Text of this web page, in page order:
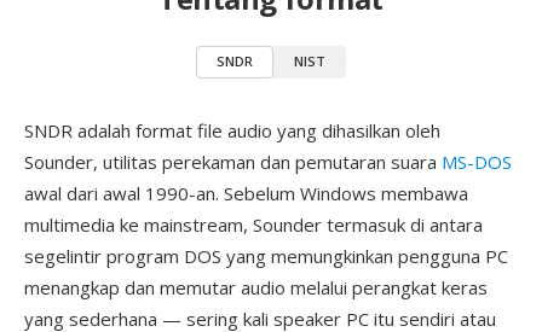
SNDR NIST
SNDR adalah format file audio yang dihasilkan oleh
Sounder, utilitas perekaman dan pemutaran suara MS-DOS
awal dari awal 1990-an. Sebelum Windows membawa
multimedia ke mainstream, Sounder termasuk di antara
segelintir program DOS yang memungkinkan pengguna PC
menangkap dan memutar audio melalui perangkat keras
yang sederhana — sering kali speaker PC itu sendiri atau